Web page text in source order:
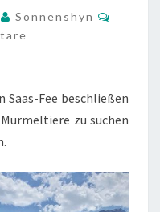
Sonnenshyn
Saas-Fee beschließen
zu suchen